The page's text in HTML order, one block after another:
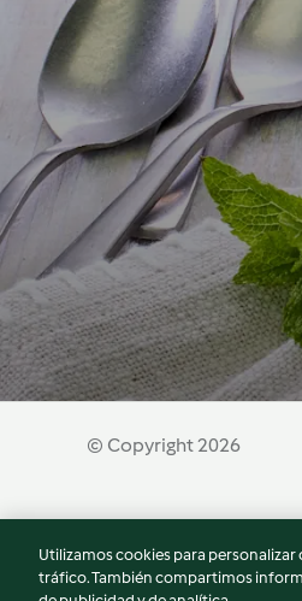
© Copyright 2026
Declaración de
Utilizamos cookies para
tráfico. También compartimos